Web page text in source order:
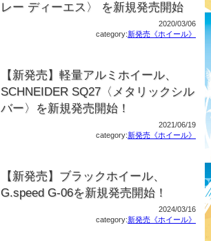
レー ディーエス〉 を新規発売開始
2020/03/06
category:新発売《ホイール》
【新発売】軽量アルミホイール、
SCHNEIDER SQ27〈メタリックシル
バー〉を新規発売開始！
2021/06/19
category:新発売《ホイール》
【新発売】ブラックホイール、
G.speed G-06を新規発売開始！
2024/03/16
category:新発売《ホイール》